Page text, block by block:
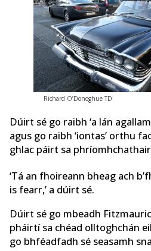
Richard O’Donoghue TD
Dúirt sé go raibh ‘a lán
agus go raibh ‘iontas’ orthu
ghlac páirt sa
‘Tá an fhoireann bheag ach
is fearr,’ a dúirt sé.
Dúirt sé go mbeadh
pháirtí sa chéad olltoghchán
go bhféadfadh sé seasamh